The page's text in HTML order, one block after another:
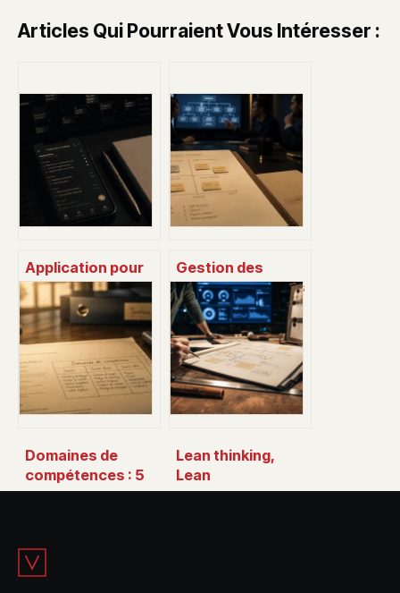
Articles Qui Pourraient Vous Intéresser :
Application pour
s’organiser : 4
outils pour
reprendre le
contrôle de votre
temps
Gestion des
parties prenantes
: la matrice
pouvoir/intérêt et
4 étapes pour
sécuriser votre
projet
Domaines de
compétences : 5
piliers pour
CV
Lean thinking,
Lean
management,